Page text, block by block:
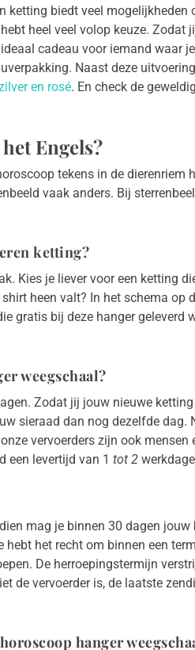
ketting biedt veel mogelijkheden
heel veel volop keuze. Zodat
cadeau voor iemand waar
Naast deze
en rosé. En check de
Engels?
tekens in de dierenriem
vaak anders. Bij
ketting?
Kies je liever voor een ketting
heen valt? In het schema op
gratis bij deze hanger geleverd
weegschaal?
Zodat jij jouw nieuwe
sieraad dan nog dezelfde dag.
vervoerders zijn ook mensen
een levertijd van 1 tot 2
mag je binnen 30 dagen jouw
het recht om binnen een
De herroepingstermijn
de vervoerder is, de laatste
hanger